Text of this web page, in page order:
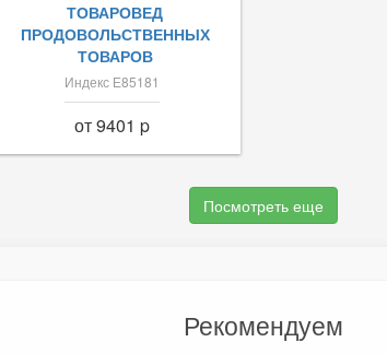
ТОВАРОВЕД
ПРОДОВОЛЬСТВЕННЫХ
ТОВАРОВ
Индекс Е85181
от 9401 p
Посмотреть еще
Рекомендуем